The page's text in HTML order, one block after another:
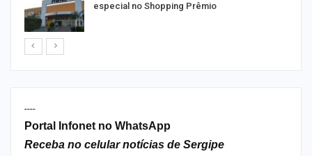
especial no Shopping Prêmio
----
Portal Infonet no WhatsApp
Receba no celular notícias de Sergipe